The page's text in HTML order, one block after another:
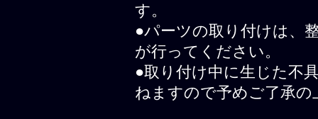
す。
●パーツの取り付けは、
が行ってください。
●取り付け中に生じた不
ねますので予めご了承